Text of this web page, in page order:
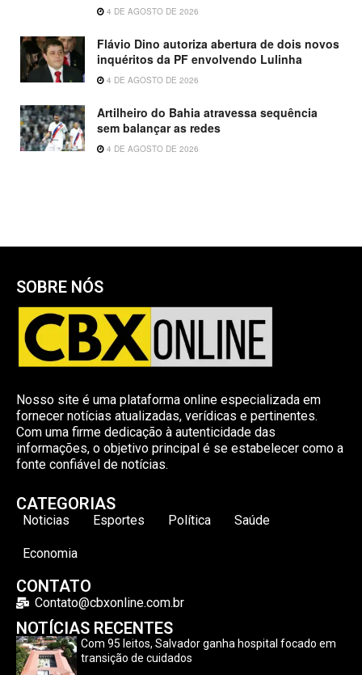
4 DE AGOSTO DE 2026
Flávio Dino autoriza abertura de dois novos
inquéritos da PF envolvendo Lulinha
4 DE AGOSTO DE 2026
Artilheiro do Bahia atravessa sequência
sem balançar as redes
4 DE AGOSTO DE 2026
SOBRE NÓS
Nosso site é uma plataforma online especializada em
fornecer notícias atualizadas, verídicas e pertinentes.
Com uma firme dedicação à autenticidade das
informações, o objetivo principal é se estabelecer como a
fonte confiável de notícias.
CATEGORIAS
Noticias Esportes Política Saúde
Economia
CONTATO
Contato@cbxonline.com.br
NOTÍCIAS RECENTES
Com 95 leitos, Salvador ganha hospital focado em
transição de cuidados